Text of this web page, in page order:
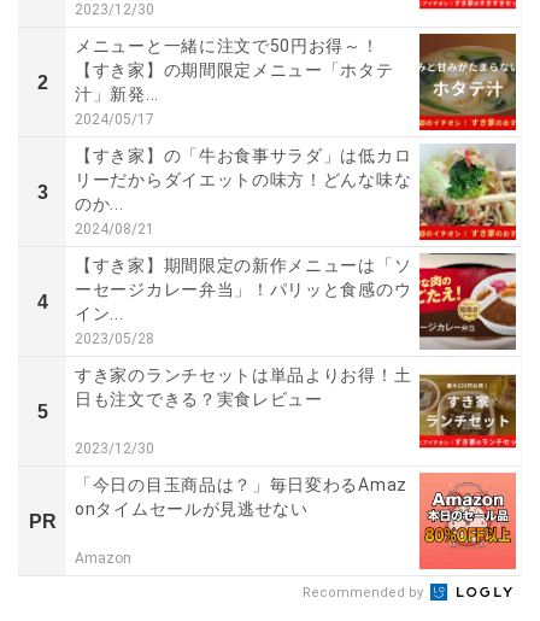
2023/12/30
2
メニューと一緒に注文で50円お得～！
【すき家】の期間限定メニュー「ホタテ
汁」新発...
2024/05/17
3
【すき家】の「牛お食事サラダ」は低カロ
リーだからダイエットの味方！どんな味な
のか...
2024/08/21
4
【すき家】期間限定の新作メニューは「ソ
ーセージカレー弁当」！パリッと食感のウ
イン...
2023/05/28
5
すき家のランチセットは単品よりお得！土
日も注文できる？実食レビュー
2023/12/30
PR
「今日の目玉商品は？」毎日変わるAmaz
onタイムセールが見逃せない
Amazon
Recommended by